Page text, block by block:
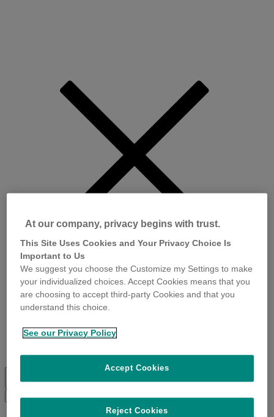
О Нобивак®
Информация о заболеваниях
search
Search
Submit
At our company, privacy begins with trust.
This Site Uses Cookies and Your Privacy Choice Is
Important to Us
We suggest you choose the Customize my Settings to make
your individualized choices. Accept Cookies means that you
are choosing to accept third-party Cookies and that you
understand this choice.
See our Privacy Policy
Reject Cookies
Accept Cookies